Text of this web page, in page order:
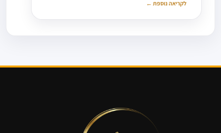
לקריאה נוספת ←